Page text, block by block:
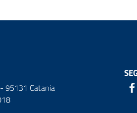
95131 Catania